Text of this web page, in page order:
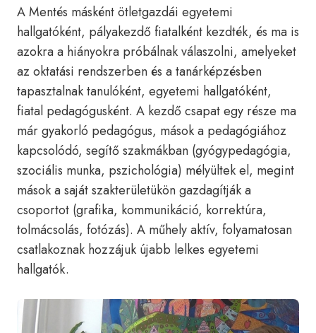
A Mentés másként ötletgazdái egyetemi
hallgatóként, pályakezdő fiatalként kezdték, és ma is
azokra a hiányokra próbálnak válaszolni, amelyeket
az oktatási rendszerben és a tanárképzésben
tapasztalnak tanulóként, egyetemi hallgatóként,
fiatal pedagógusként. A kezdő csapat egy része ma
már gyakorló pedagógus, mások a pedagógiához
kapcsolódó, segítő szakmákban (gyógypedagógia,
szociális munka, pszichológia) mélyültek el, megint
mások a saját szakterületükön gazdagítják a
csoportot (grafika, kommunikáció, korrektúra,
tolmácsolás, fotózás). A műhely aktív, folyamatosan
csatlakoznak hozzájuk újabb lelkes egyetemi
hallgatók.